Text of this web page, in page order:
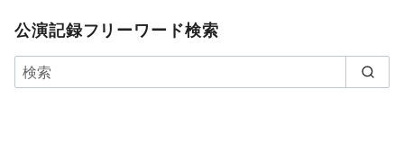
公演記録フリーワード検索